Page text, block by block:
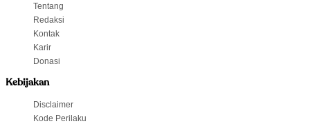
Tentang
Redaksi
Kontak
Karir
Donasi
Kebijakan
Disclaimer
Kode Perilaku